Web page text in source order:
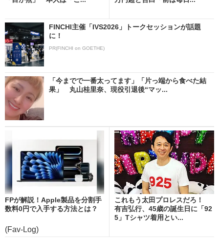
FINCHI主催「IVS2026」トークセッションが話題
に！
PR(FINCHI on GOETHE)
「今までで一番太ってます」「片っ端から食べた結
果」 丸山桂里奈、現役引退後“マッ...
FPが解説！Apple製品を分割手
数料0円で入手する方法とは？
(Fav-Log)
これもう太田プロレスだろ！
有吉弘行、45歳の誕生日に「92
5」Tシャツ着用とい...